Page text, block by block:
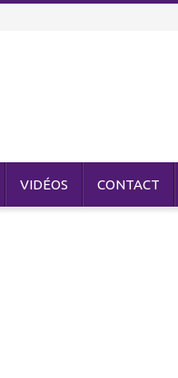
VIDÉOS CONTACT